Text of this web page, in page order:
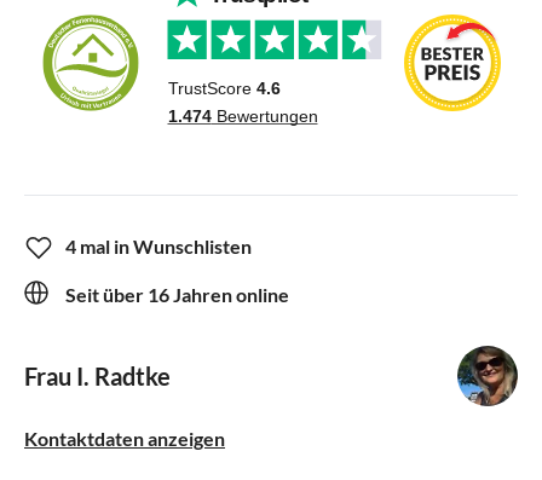
4 mal in Wunschlisten
Seit über 16 Jahren online
Frau I. Radtke
Kontaktdaten anzeigen